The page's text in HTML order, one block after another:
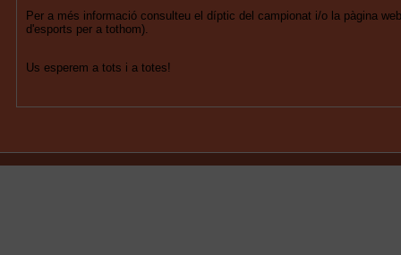
Per a més informació consulteu el díptic del campionat i/o la pàgina
d'esports per a tothom).
Us esperem a tots i a totes!